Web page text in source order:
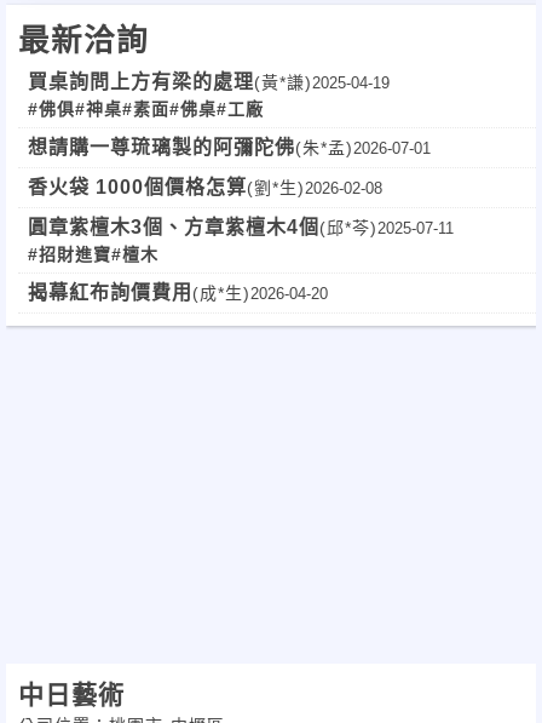
產品一律訂作 多種材質挑選 樣式多元化
http://tw.myblog.yahoo.com/zchoong-
任何產品服務諮詢
林
產 品質優藝
最新洽詢
買桌詢問上方有梁的處理(黃*謙) 2025-04-19
#佛俱#神桌#素面#佛桌#工廠
想請購一尊琉璃製的阿彌陀佛(朱*孟) 2026-07-01
香火袋 1000個價格怎算(劉*生) 2026-02-08
圓章紫檀木3個、方章紫檀木4個 (邱*芩) 2025-07-11
#招財進寶#檀木
揭幕紅布詢價費用 (成*生) 2026-04-20
中日藝術